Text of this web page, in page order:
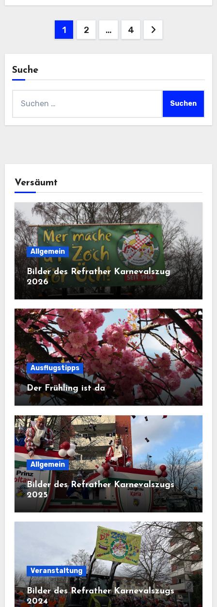
Seitennummerierung
Beiträge
1 2 … 4
Suche
nach:
Versäumt
Allgemein
Bilder des Refrather Karnevalszug
2026
Ausflugstipps
Der Frühling ist da
Allgemein
Bilder des Refrather Karnevalszugs
2025
Veranstaltung
Bilder des Refrather Karnevalszugs
2024